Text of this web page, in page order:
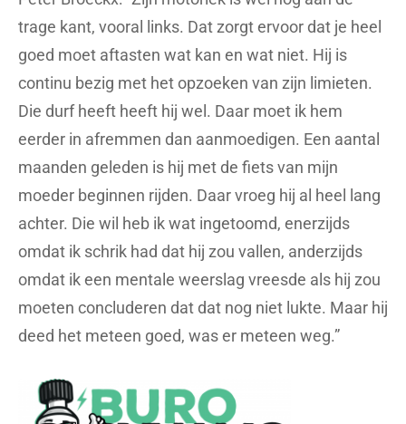
trage kant, vooral links. Dat zorgt ervoor dat je heel
goed moet aftasten wat kan en wat niet. Hij is
continu bezig met het opzoeken van zijn limieten.
Die durf heeft heeft hij wel. Daar moet ik hem
eerder in afremmen dan aanmoedigen. Een aantal
maanden geleden is hij met de fiets van mijn
moeder beginnen rijden. Daar vroeg hij al heel lang
achter. Die wil heb ik wat ingetoomd, enerzijds
omdat ik schrik had dat hij zou vallen, anderzijds
omdat ik een mentale weerslag vreesde als hij zou
moeten concluderen dat dat nog niet lukte. Maar hij
deed het meteen goed, was er meteen weg.”